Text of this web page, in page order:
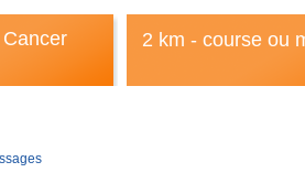
2 km - course ou